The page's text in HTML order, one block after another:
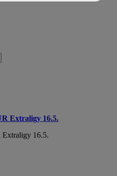
Extraligy 16.5.
16.5.